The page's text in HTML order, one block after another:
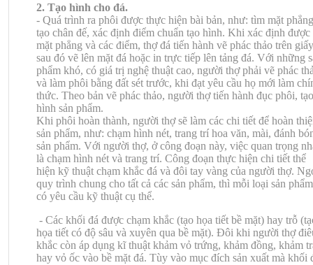
2. Tạo hình cho đá.
- Quá trình ra phôi được thực hiện bài bản, như: tìm mặt
tạo chân đế, xác định điểm chuẩn tạo hình. Khi xác định được
mặt phẳng và các điểm, thợ đá tiến hành vẽ phác thảo trên
sau đó vẽ lên mặt đá hoặc in trực tiếp lên tảng đá. Với những
phẩm khó, có giá trị nghệ thuật cao, người thợ phải vẽ phác
và làm phôi bằng đất sét trước, khi đạt yêu cầu họ mới làm
thức. Theo bản vẽ phác thảo, người thợ tiến hành đục phôi, tạo
hình sản phẩm.
Khi phôi hoàn thành, người thợ sẽ làm các chi tiết để hoàn
sản phẩm, như: chạm hình nét, trang trí hoa văn, mài, đánh
sản phẩm. Với người thợ, ở công đoạn này, việc quan trọng
là chạm hình nét và trang trí. Công đoạn thực hiện chi tiết thể
hiện kỹ thuật chạm khắc đá và đôi tay vàng của người thợ.
quy trình chung cho tất cả các sản phẩm, thì mỗi loại sản
có yêu cầu kỹ thuật cụ thể.
- Các khối đá được chạm khắc (tạo họa tiết bề mặt) hay trỗ
họa tiết có độ sâu và xuyên qua bề mặt). Đôi khi người thợ
khắc còn áp dụng kĩ thuật khảm vỏ trứng, khảm đồng, khảm
hay vỏ ốc vào bề mặt đá. Tùy vào mục đích sản xuất mà khối